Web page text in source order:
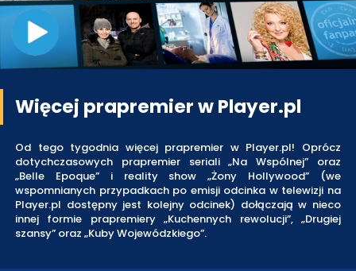
Więcej prapremier w Player.pl
Od tego tygodnia więcej prapremier w Player.pl! Oprócz
dotychczasowych prapremier seriali „Na Wspólnej” oraz
„Belle Epoque” i reality show „Żony Hollywood” (we
wspomnianych przypadkach po emisji odcinka w telewizji na
Player.pl dostępny jest kolejny odcinek) dołączają w nieco
innej formie prapremiery „Kuchennych rewolucji”, „Drugiej
szansy” oraz „Kuby Wojewódzkiego”.